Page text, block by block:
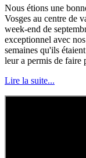
Nous étions une
Vosges au centre de
week-end de
exceptionnel avec
semaines qu'ils
leur a permis de faire
Lire la suite...